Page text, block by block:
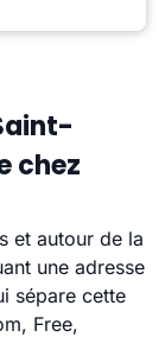
chez
et autour de la
une adresse
sépare cette
Free,